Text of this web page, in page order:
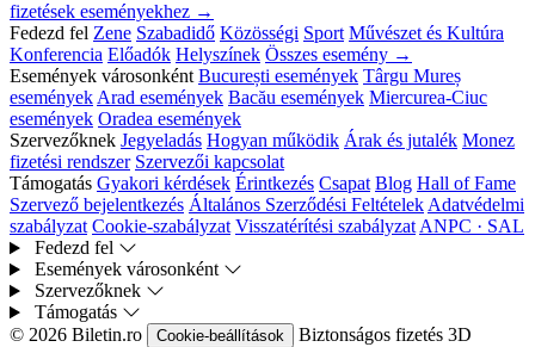
fizetések eseményekhez →
Fedezd fel Zene Szabadidő Közösségi Sport Művészet és Kultúra
Konferencia Előadók Helyszínek Összes esemény →
Események városonként București események Târgu Mureș
események Arad események Bacău események Miercurea-Ciuc
események Oradea események
Szervezőknek Jegyeladás Hogyan működik Árak és jutalék Monez
fizetési rendszer Szervezői kapcsolat
Támogatás Gyakori kérdések Érintkezés Csapat Blog Hall of Fame
Szervező bejelentkezés Általános Szerződési Feltételek Adatvédelmi
szabályzat Cookie-szabályzat Visszatérítési szabályzat ANPC · SAL
Fedezd fel
Események városonként
Szervezőknek
Támogatás
© 2026 Biletin.ro
Cookie-beállítások Biztonságos fizetés 3D